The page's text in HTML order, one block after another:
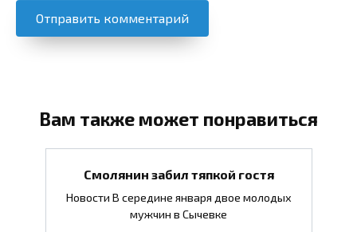
Вам также может понравиться
Смолянин забил тяпкой гостя
Новости В середине января двое молодых
мужчин в Сычевке